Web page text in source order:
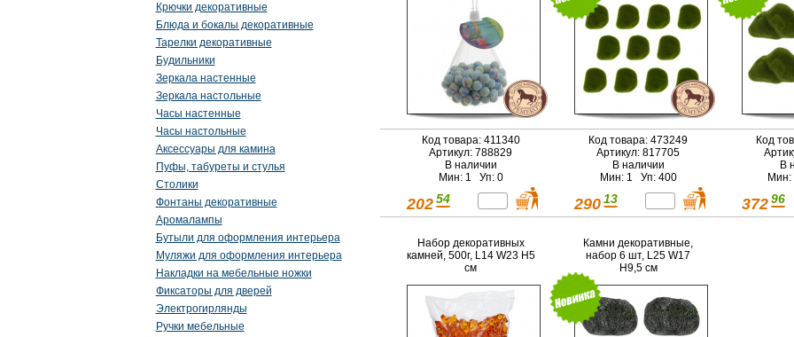
Крючки декоративные
Блюда и бокалы декоративные
Тарелки декоративные
Будильники
Зеркала настенные
Зеркала настольные
Часы настенные
Часы настольные
Аксессуары для камина
Пуфы, табуреты и стулья
Столики
Фонтаны декоративные
Аромалампы
Бутыли для оформления интерьера
Муляжи для оформления интерьера
Накладки на мебельные ножки
Фиксаторы для дверей
Электрогирлянды
Ручки мебельные
Код товара: 411340
Артикул: 788829
В наличии
Мин: 1 Уп: 0
202 54
Код товара: 473249
Артикул: 817705
В наличии
Мин: 1 Уп: 400
290 13
Код
В
372 96
Набор декоративных
камней, 500г, L14 W23 H5
см
Камни декоративные,
набор 6 шт, L25 W17
H9,5 см